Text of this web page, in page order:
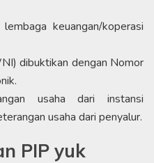
keuangan/koperasi
dibuktikan dengan Nomor
usaha dari instansi
usaha dari penyalur.
PIP yuk